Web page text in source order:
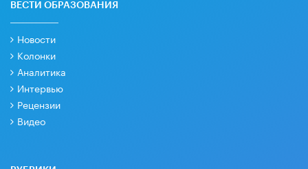
ВЕСТИ ОБРАЗОВАНИЯ
Новости
Колонки
Аналитика
Интервью
Рецензии
Видео